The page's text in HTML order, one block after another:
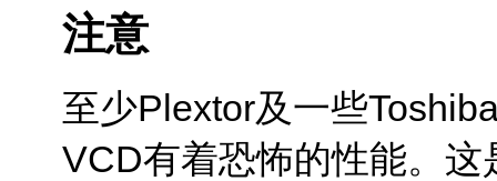
注意
至少Plextor及一些
VCD有着恐怖的性能。